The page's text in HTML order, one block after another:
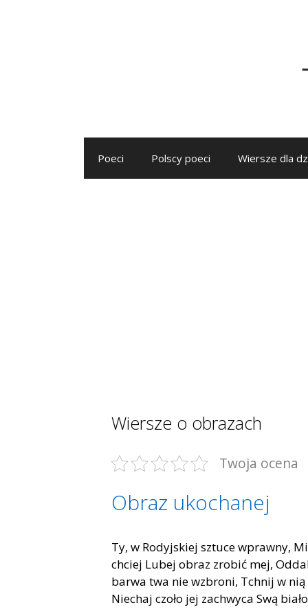
Poeci Polscy poeci Wiersze dla
Wiersze o obrazach
Twoja ocena
Obraz ukochanej
Ty, w Rodyjskiej sztuce wprawny,
chciej Lubej obraz zrobić mej,
barwa twa nie wzbroni, Tchnij w
Niechaj czoło jej zachwyca Swą